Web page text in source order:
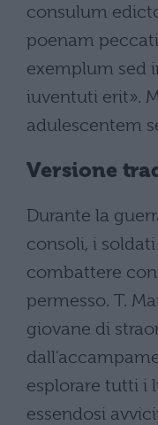
consulum
poenam
exemplum sed
iuventuti erit».
adulescentem
Versione
Durante la
consoli, i
combattere
permesso. T.
giovane di
esplorare tutti i
essendosi